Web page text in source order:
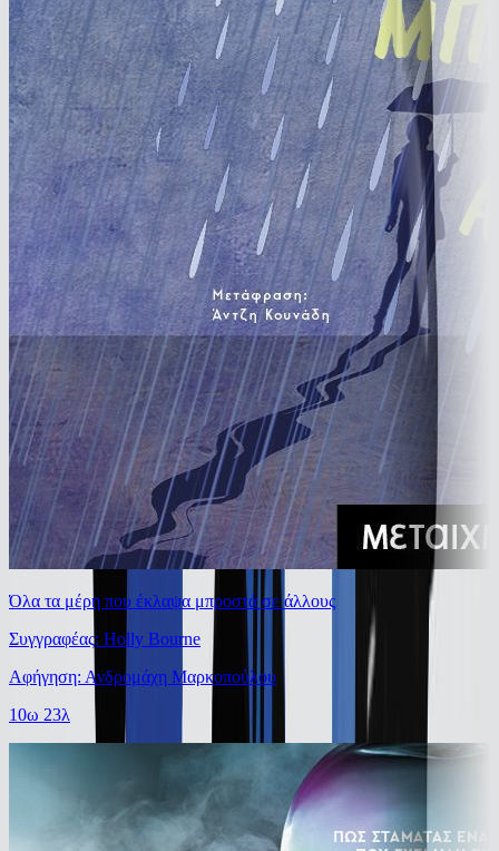
Όλα τα μέρη που έκλαψα μπροστά σε άλλους
Συγγραφέας: Holly Bourne
Αφήγηση: Ανδρομάχη Μαρκοπούλου
10ω 23λ